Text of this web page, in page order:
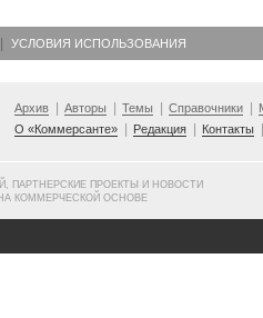
УСЛОВИЯ ИСПОЛЬЗОВАНИЯ
Архив Авторы Темы Справочники
О «Коммерсанте»
Редакция Контакты
ПАРТНЕРСКИЕ ПРОЕКТЫ И НОВОСТИ
КОММЕРЧЕСКОЙ ОСНОВЕ